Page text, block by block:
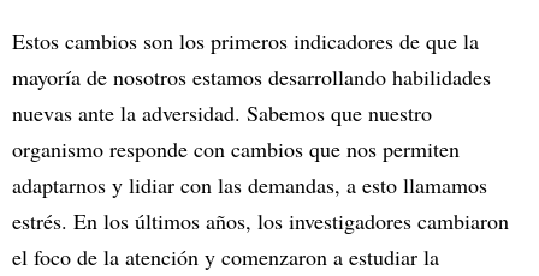
Estos cambios son los primeros indicadores de que la
mayoría de nosotros estamos desarrollando habilidades
nuevas ante la adversidad. Sabemos que nuestro
organismo responde con cambios que nos permiten
adaptarnos y lidiar con las demandas, a esto llamamos
estrés. En los últimos años, los investigadores cambiaron
el foco de la atención y comenzaron a estudiar la